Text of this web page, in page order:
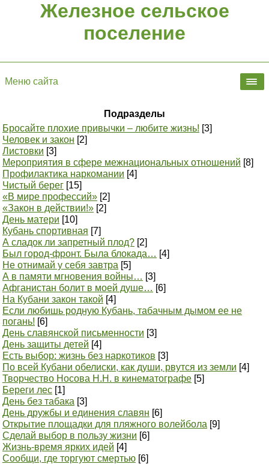
Железное сельское
поселение
Меню сайта
Подразделы
Бросайте плохие привычки – любите жизнь! [3]
Человек и закон [2]
Листовки [3]
Мероприятия в сфере межнациональных отношений [8]
Профилактика наркомании [4]
Чистый берег [15]
«В мире профессий» [2]
«Закон в действии!» [2]
День матери [10]
Кубань спортивная [7]
А сладок ли запретный плод? [2]
Был город-фронт. Была блокада… [4]
Не отнимай у себя завтра [5]
А в памяти мгновения войны… [3]
Афганистан болит в моей душе… [6]
На Кубани закон такой [4]
Если любишь родную Кубань, табачным дымом ее не
погань! [6]
День славянской письменности [3]
День защиты детей [4]
Есть выбор: жизнь без наркотиков [3]
По всей Кубани обелиски, как души, рвутся из земли [4]
Творчество Носова Н.Н. в кинематографе [5]
Береги лес [1]
День без табака [3]
День дружбы и единения славян [6]
Открытие площадки для пляжного волейбола [9]
Сделай выбор в пользу жизни [6]
Жизнь-время ярких идей [4]
Сообщи, где торгуют смертью [6]